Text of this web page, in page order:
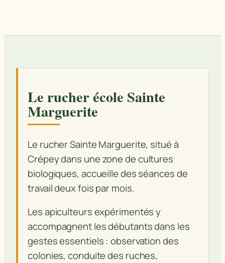
Le rucher école Sainte
Marguerite
Le rucher Sainte Marguerite, situé à
Crépey dans une zone de cultures
biologiques, accueille des séances de
travail deux fois par mois.
Les apiculteurs expérimentés y
accompagnent les débutants dans les
gestes essentiels : observation des
colonies, conduite des ruches,